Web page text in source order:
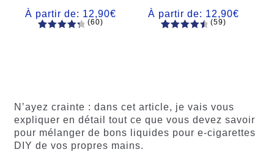
À partir de: 12,90€
client
(60)
À partir de: 12,90€
(59)
N’ayez crainte : dans cet article, je vais vous
expliquer en détail tout ce que vous devez savoir
pour mélanger de bons liquides pour e-cigarettes
DIY de vos propres mains.